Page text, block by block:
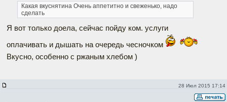
Какая вкуснятина Очень аппетитно и свеженько, надо
сделать
Я вот только доела, сейчас пойду ком. услуги
оплачивать и дышать на очередь чесночком
Вкусно, особенно с ржаным хлебом )
28 Июл 2015 17:14